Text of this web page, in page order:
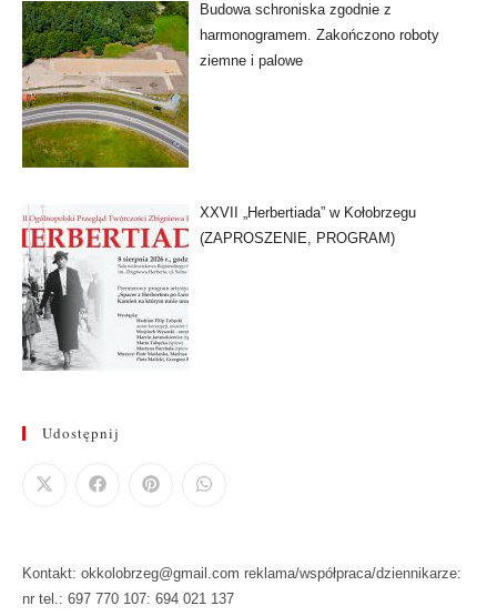
Budowa schroniska zgodnie z
harmonogramem. Zakończono roboty
ziemne i palowe
XXVII „Herbertiada” w Kołobrzegu
(ZAPROSZENIE, PROGRAM)
Udostępnij
Kontakt: okkolobrzeg@gmail.com reklama/współpraca/dziennikarze:
nr tel.: 697 770 107: 694 021 137